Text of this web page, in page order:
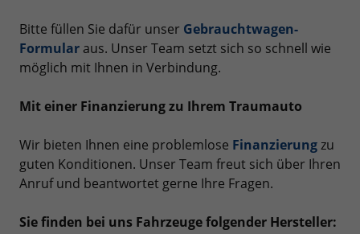
Bitte füllen Sie dafür unser Gebrauchtwagen-
Formular aus. Unser Team setzt sich so schnell wie
möglich mit Ihnen in Verbindung.
Mit einer Finanzierung zu Ihrem Traumauto
Wir bieten Ihnen eine problemlose Finanzierungzu
guten Konditionen. Unser Team freut sich über Ihren
Anruf und beantwortet gerne Ihre Fragen.
Sie finden bei uns Fahrzeuge folgender Hersteller: